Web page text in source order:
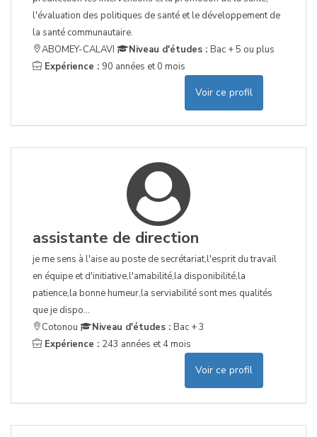
l'évaluation des politiques de santé et le développement de
la santé communautaire.
ABOMEY-CALAVI
Niveau d'études : Bac + 5 ou plus
Expérience : 90 années et 0 mois
Voir ce profil
assistante de direction
je me sens à l'aise au poste de secrétariat,l'esprit du travail
en équipe et d'initiative,l'amabilité,la disponibilité,la
patience,la bonne humeur,la serviabilité sont mes qualités
que je dispo...
Cotonou
Niveau d'études : Bac + 3
Expérience : 243 années et 4 mois
Voir ce profil